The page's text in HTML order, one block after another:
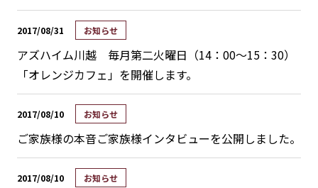
2017/08/31 お知らせ
アズハイム川越 毎月第二火曜日（14：00～15：30）
「オレンジカフェ」を開催します。
2017/08/10 お知らせ
ご家族様の本音ご家族様インタビューを公開しました。
2017/08/10 お知らせ